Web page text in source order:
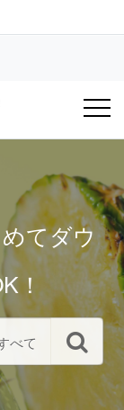
てダウ
！
べて